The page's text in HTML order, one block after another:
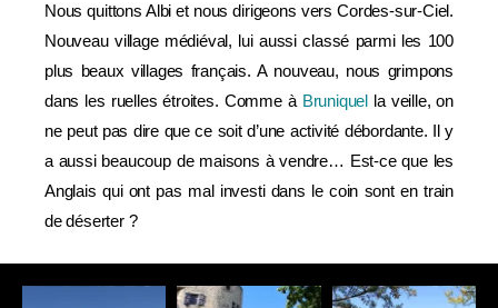
Nous quittons Albi et nous dirigeons vers Cordes-sur-Ciel.
Nouveau village médiéval, lui aussi classé parmi les 100
plus beaux villages français. A nouveau, nous grimpons
dans les ruelles étroites. Comme à Bruniquella veille, on
ne peut pas dire que ce soit d’une activité débordante. Il y
a aussi beaucoup de maisons à vendre… Est-ce que les
Anglais qui ont pas mal investi dans le coin sont en train
de déserter ?